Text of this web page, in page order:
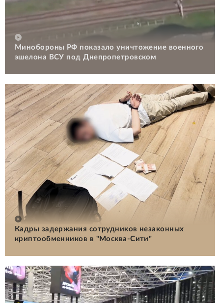
Минобороны РФ показало уничтожение военного
эшелона ВСУ под Днепропетровском
Кадры задержания сотрудников незаконных
криптообменников в "Москва-Сити"